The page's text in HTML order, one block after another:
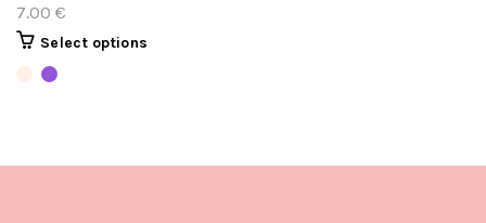
7.00 €
Select options